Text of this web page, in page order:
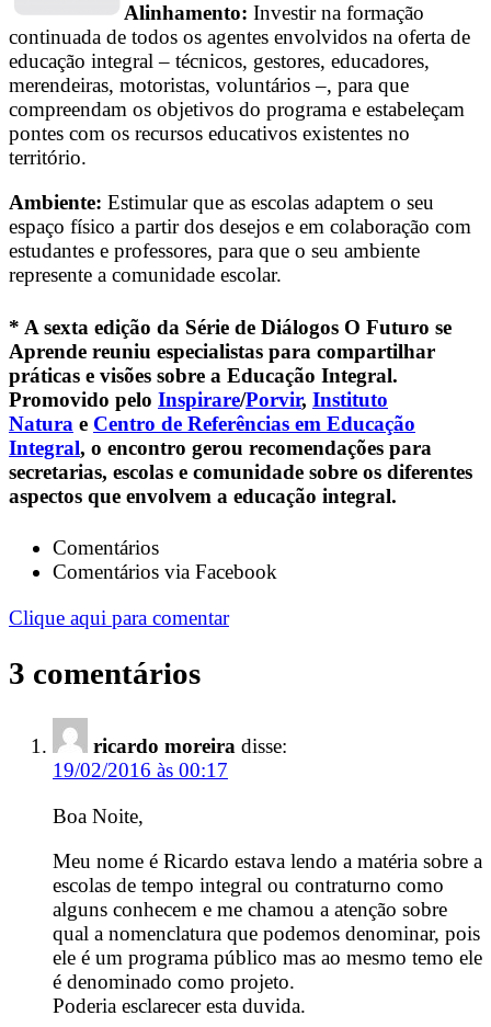
Alinhamento: Investir na formação
continuada de todos os agentes envolvidos na oferta de
educação integral – técnicos, gestores, educadores,
merendeiras, motoristas, voluntários –, para que
compreendam os objetivos do programa e estabeleçam
pontes com os recursos educativos existentes no
território.
Ambiente: Estimular que as escolas adaptem o seu
espaço físico a partir dos desejos e em colaboração com
estudantes e professores, para que o seu ambiente
represente a comunidade escolar.
* A sexta edição da Série de Diálogos O Futuro se
Aprende reuniu especialistas para compartilhar
práticas e visões sobre a Educação Integral.
Promovido pelo Inspirare/Porvir, Instituto
Natura e Centro de Referências em Educação
Integral, o encontro gerou recomendações para
secretarias, escolas e comunidade sobre os diferentes
aspectos que envolvem a educação integral.
Comentários
Comentários via Facebook
Clique aqui para comentar
3 comentários
ricardo moreira disse:
19/02/2016 às 00:17
Boa Noite,
Meu nome é Ricardo estava lendo a matéria sobre a
escolas de tempo integral ou contraturno como
alguns conhecem e me chamou a atenção sobre
qual a nomenclatura que podemos denominar, pois
ele é um programa público mas ao mesmo temo ele
é denominado como projeto.
Poderia esclarecer esta duvida.